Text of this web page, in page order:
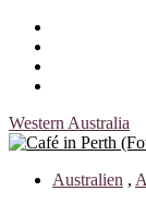
Western Australia
Australien ,